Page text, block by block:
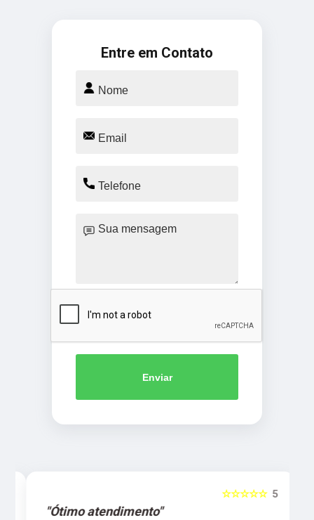
Entre em Contato
Enviar
5
☆☆☆☆☆
"Ótimo atendimento"